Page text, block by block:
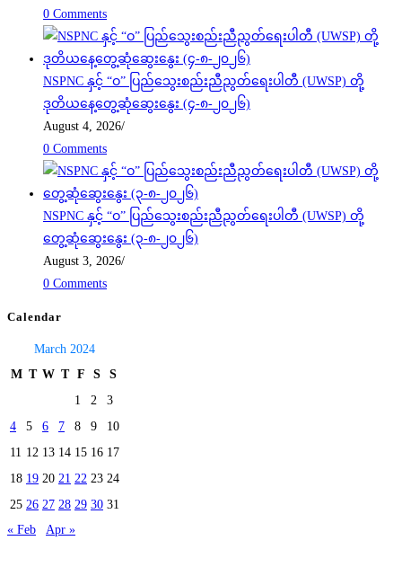
0 Comments
NSPNC နှင့် “ဝ” ပြည်သွေးစည်းညီညွတ်ရေးပါတီ (UWSP) တို့
ဒုတိယနေ့တွေ့ဆုံဆွေးနွေး (၄-၈-၂၀၂၆)
August 4, 2026/
0 Comments
NSPNC နှင့် “ဝ” ပြည်သွေးစည်းညီညွတ်ရေးပါတီ (UWSP) တို့
တွေ့ဆုံဆွေးနွေး (၃-၈-၂၀၂၆)
August 3, 2026/
0 Comments
Calendar
March 2024
M T W T F S
S
1
2
3
4
5 6 7 8 9
10
11 12 13 14 15 16 17
18 19 20 21 22 23 24
25 26 27 28 29 30 31
« Feb
Apr »